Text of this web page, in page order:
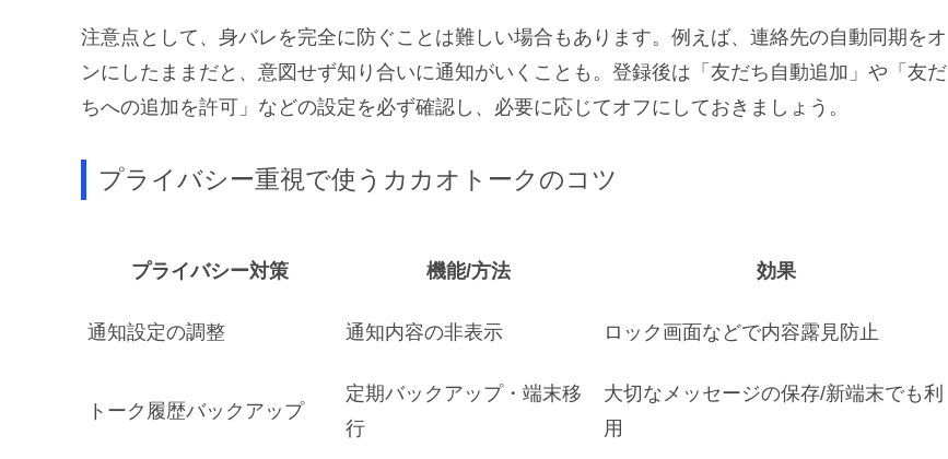
注意点として、身バレを完全に防ぐことは難しい場合もあります。例えば、連絡先の自動同期をオ
ンにしたままだと、意図せず知り合いに通知がいくことも。登録後は「友だち自動追加」や「友だ
ちへの追加を許可」などの設定を必ず確認し、必要に応じてオフにしておきましょう。
プライバシー重視で使うカカオトークのコツ
プライバシー対策 機能/方法 効果
通知設定の調整 通知内容の非表示 ロック画面などで内容露見防止
トーク履歴バックアップ
定期バックアップ・端末移
行
大切なメッセージの保存/新端末でも利
用